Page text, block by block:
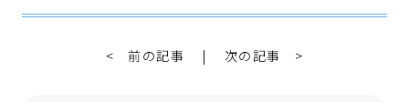
< 前の記事 | 次の記事 >